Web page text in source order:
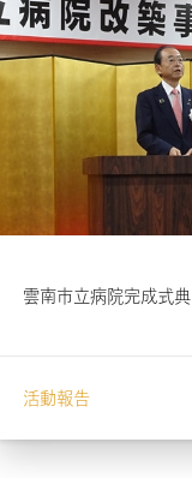
雲南市立病院完成式典
活動報告